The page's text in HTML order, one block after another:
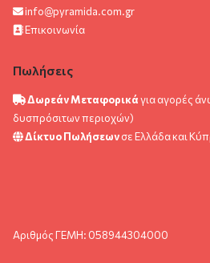
info@pyramida.com.gr
Επικοινωνία
Πωλήσεις
Δωρεάν Μεταφορικάγια αγορές
δυσπρόσιτων περιοχών)
Δίκτυο Πωλήσεωνσε Ελλάδα και
Αριθμός ΓΕΜΗ: 058944304000